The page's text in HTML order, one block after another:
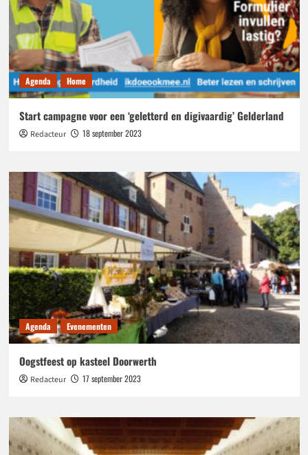
Agenda Home
Start campagne voor een ‘geletterd en digivaardig’ Gelderland
Redacteur 18 september 2023
Agenda Evenementen
Oogstfeest op kasteel Doorwerth
Redacteur 17 september 2023